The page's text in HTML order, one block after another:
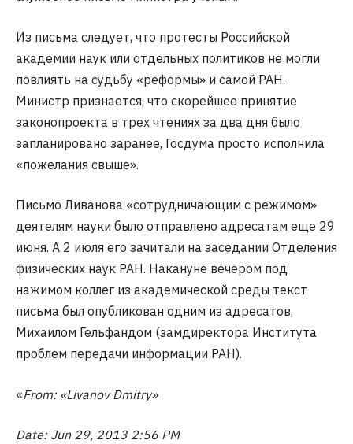
Из письма следует, что протесты Российской
академии наук или отдельных политиков не могли
повлиять на судьбу «реформы» и самой РАН.
Министр признается, что скорейшее принятие
законопроекта в трех чтениях за два дня было
запланировано заранее, Госдума просто исполнила
«пожелания свыше».
Письмо Ливанова «сотрудничающим с режимом»
деятелям науки было отправлено адресатам еще 29
июня. А 2 июля его зачитали на заседании Отделения
физических наук РАН. Накануне вечером под
нажимом коллег из академической среды текст
письма был опубликован одним из адресатов,
Михаилом Гельфандом (замдиректора Института
проблем передачи информации РАН).
«From: «Livanov Dmitry»
Date: Jun 29, 2013 2:56 PM